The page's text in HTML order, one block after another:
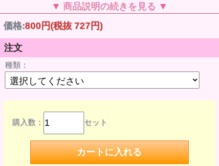
・肌色はpeach/cinnamon/cream/almond milkの4色展開
※お持ちのねんどろいど・ねんどろいどどーるのデザインに
よっては使用できない場合がございます。
peach
商品コード : 000128776
JANコード : 4580590128774
cream
商品コード : 000128783
JANコード : 4580590128781
JANコード : 4580590128798
almond milk
商品コード : 000228804
JANコード : 4580590128804
発売時期 2022年11月
▼ 商品説明の続きを見る ▼
価格:800円(税抜 727円)
注文
種類：
購入数： セット